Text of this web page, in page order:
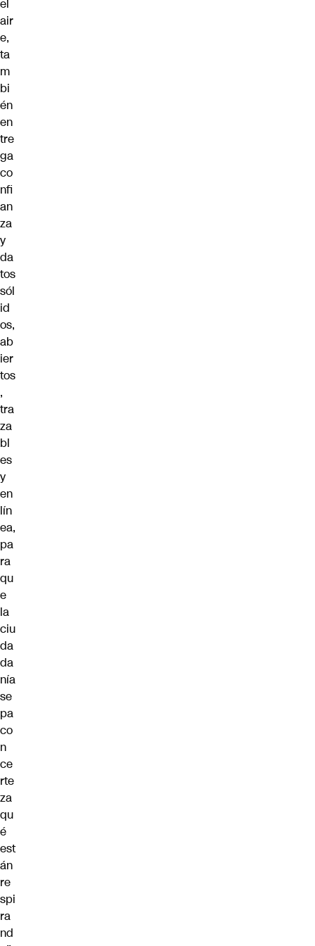
el
air
e,
ta
m
bi
én
en
tre
ga
co
nfi
an
za
y
da
tos
sól
id
os,
ab
ier
tos
,
tra
za
bl
es
y
en
lín
ea,
pa
ra
qu
e
la
ciu
da
da
nía
se
pa
co
n
ce
rte
za
qu
é
est
án
re
spi
ra
nd